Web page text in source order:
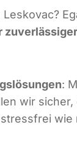
:
wir sicher,
wie